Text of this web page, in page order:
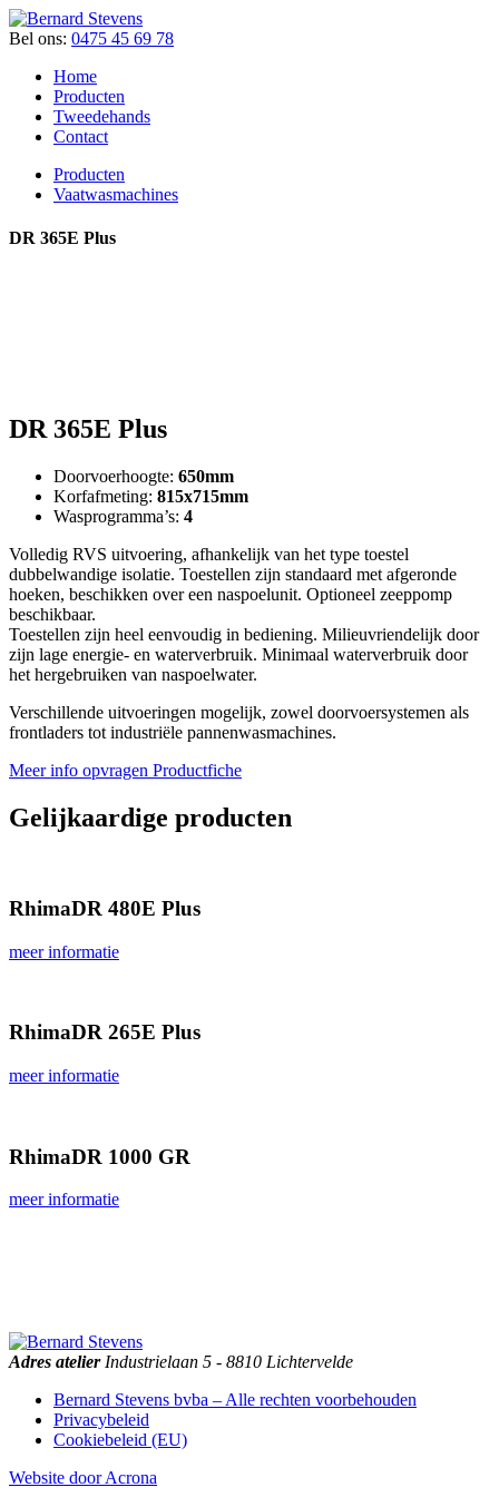
Bel ons: 0475 45 69 78
Home
Producten
Tweedehands
Contact
Producten
Vaatwasmachines
DR 365E Plus
DR 365E Plus
Doorvoerhoogte: 650mm
Korfafmeting: 815x715mm
Wasprogramma’s: 4
Volledig RVS uitvoering, afhankelijk van het type toestel
dubbelwandige isolatie. Toestellen zijn standaard met afgeronde
hoeken, beschikken over een naspoelunit. Optioneel zeeppomp
beschikbaar.
Toestellen zijn heel eenvoudig in bediening. Milieuvriendelijk door
zijn lage energie- en waterverbruik. Minimaal waterverbruik door
het hergebruiken van naspoelwater.
Verschillende uitvoeringen mogelijk, zowel doorvoersystemen als
frontladers tot industriële pannenwasmachines.
Meer info opvragen Productfiche
Gelijkaardige producten
RhimaDR 480E Plus
meer informatie
RhimaDR 265E Plus
meer informatie
RhimaDR 1000 GR
meer informatie
Adres atelierIndustrielaan 5 - 8810 Lichtervelde
Bernard Stevens bvba – Alle rechten voorbehouden
Privacybeleid
Cookiebeleid (EU)
Website door Acrona